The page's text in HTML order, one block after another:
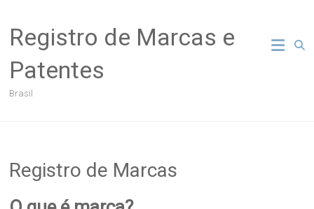
content
Registro de Marcas e
Patentes
Brasil
Registro de Marcas